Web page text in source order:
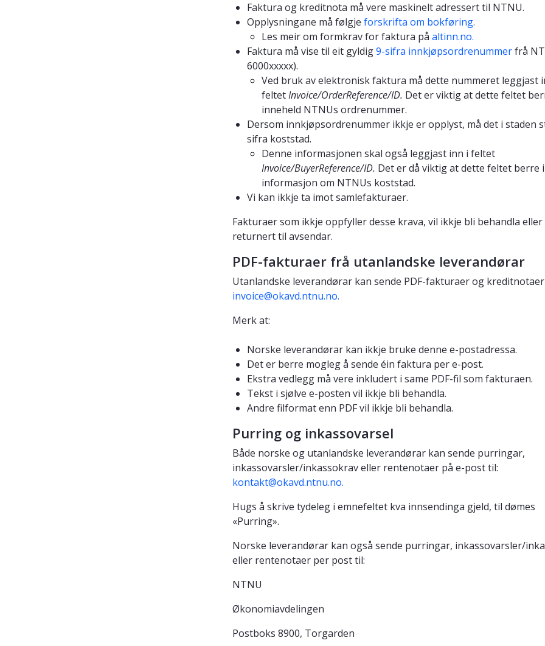
Faktura og kreditnota må vere maskinelt adressert til NTNU.
Opplysningane må følgje forskrifta om bokføring.
Les meir om formkrav for faktura på altinn.no.
Faktura må vise til eit gyldig9-sifra innkjøpsordrenummerfrå
6000xxxxx).
Ved bruk av elektronisk faktura må dette nummeret leggjast
feltetInvoice/OrderReference/ID. Det er viktig at dette feltet
inneheld NTNUs ordrenummer.
Dersom innkjøpsordrenummer ikkje er opplyst, må det i staden
sifra koststad.
Denne informasjonen skal også leggjast inn i feltet
Invoice/BuyerReference/ID. Det er då viktig at dette feltet berre
informasjon om NTNUs koststad.
Vi kan ikkje ta imot samlefakturaer.
Fakturaer som ikkje oppfyller desse krava, vil ikkje bli behandla eller
returnert til avsendar.
PDF-fakturaer frå utanlandske leverandørar
Utanlandske leverandørar kan sende PDF-fakturaer og
invoice@okavd.ntnu.no.
Merk at:
Norske leverandørar kan ikkje bruke denne e-postadressa.
Det er berre mogleg å sende éin faktura per e-post.
Ekstra vedlegg må vere inkludert i same PDF-fil som fakturaen.
Tekst i sjølve e-posten vil ikkje bli behandla.
Andre filformat enn PDF vil ikkje bli behandla.
Purring og inkassovarsel
Både norske og utanlandske leverandørar kan sende purringar,
inkassovarsler/inkassokrav eller rentenotaer på e-post til:
kontakt@okavd.ntnu.no.
Hugs å skrive tydeleg i emnefeltet kva innsendinga gjeld, til dømes
«Purring».
Norske leverandørar kan også sende purringar, inkassovarsler/
eller rentenotaer per post til:
NTNU
Økonomiavdelingen
Postboks 8900, Torgarden